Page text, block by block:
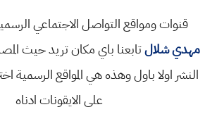
قنوات ومواقع التواصل الاجتماعي
مهدي شلالتابعنا باي مكان تريد حيث
النشر اولا باول وهذه هي المواقع الرسمية
على الايقونات ادناه